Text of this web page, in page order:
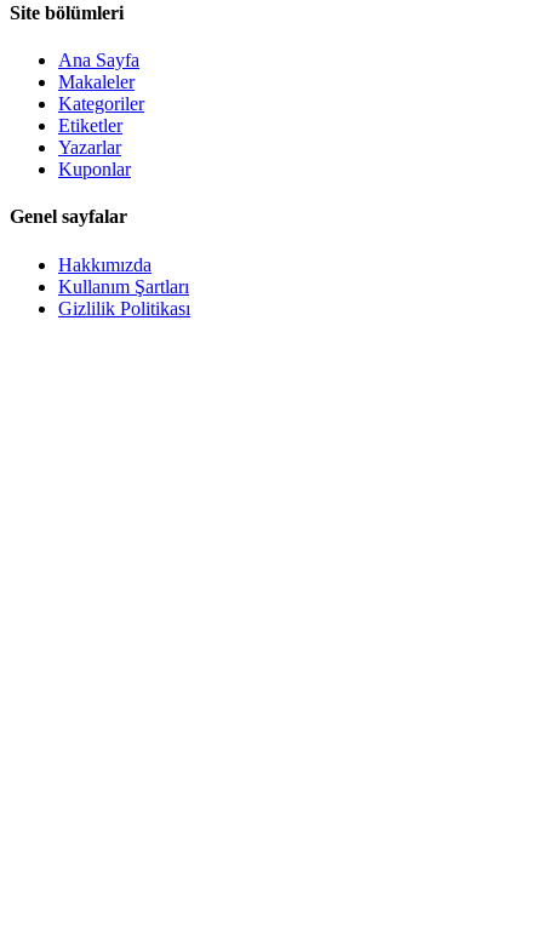
Site bölümleri
Ana Sayfa
Makaleler
Kategoriler
Etiketler
Yazarlar
Kuponlar
Genel sayfalar
Hakkımızda
Kullanım Şartları
Gizlilik Politikası